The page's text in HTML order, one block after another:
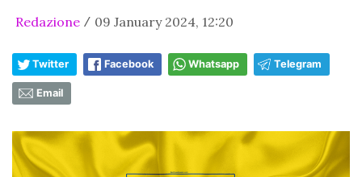
Redazione / 09 January 2024, 12:20
Twitter Facebook Whatsapp Telegram
Email